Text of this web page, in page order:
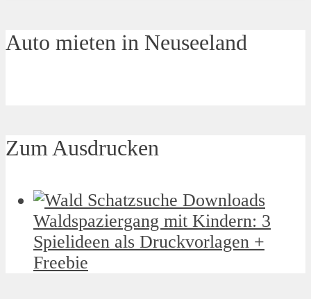
Auto mieten in Neuseeland
Zum Ausdrucken
Waldspaziergang mit Kindern: 3
Spielideen als Druckvorlagen +
Freebie